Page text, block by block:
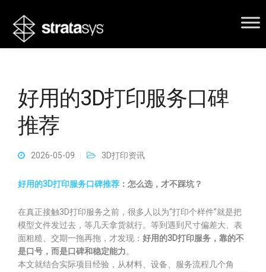
好用的3D打印服务口碑
推荐
2026-05-09 3D打印资讯
好用的3D打印服务口碑推荐 ：怎么选，才不踩坑？
在真正接触3D打印服务之前，很多人以为“打印个样件”就是把
模型文件发过去，等几天拿货就行。等到遇到尺寸偏差大、表
面粗糙、交期一拖再拖，才发现： 好用的3D打印服务，靠的不
是口号，而是口碑和稳定能力。
本文就结合实际项目经验，从材料、设备、服务流程几个角